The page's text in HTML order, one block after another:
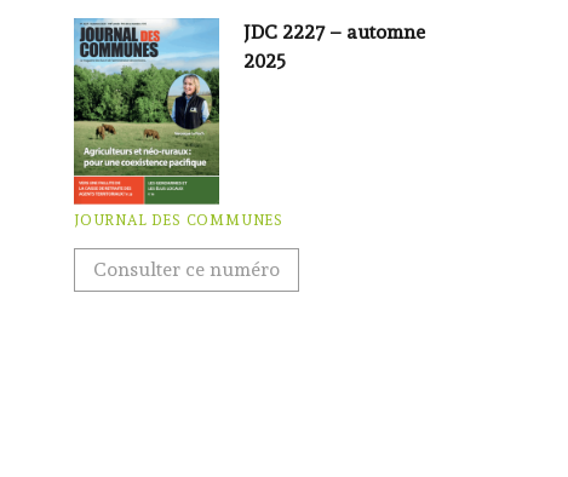
JDC 2227 – automne
2025
JOURNAL DES COMMUNES
Consulter ce numéro